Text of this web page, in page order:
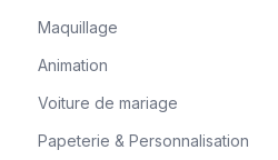
Maquillage
Animation
Voiture de mariage
Papeterie & Personnalisation